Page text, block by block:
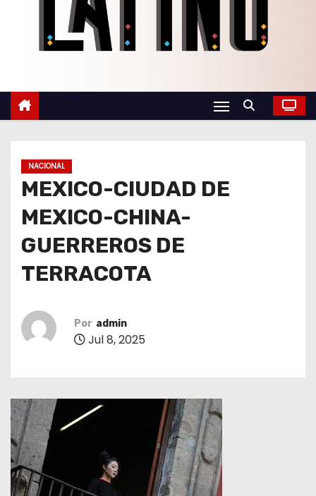
NACIONAL
MEXICO-CIUDAD DE
MEXICO-CHINA-
GUERREROS DE
TERRACOTA
Por admin
Jul 8, 2025